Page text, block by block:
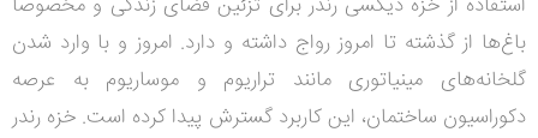
استفاده از خزه دیکسی رندر برای تزئین فضای زندگی و مخصوصاً
باغ‌ها از گذشته تا امروز رواج داشته و دارد. امروز و با وارد شدن
گلخانه‌های مینیاتوری مانند تراریوم و موساریوم به عرصه
دکوراسیون ساختمان، این کاربرد گسترش پیدا کرده است. خزه رندر